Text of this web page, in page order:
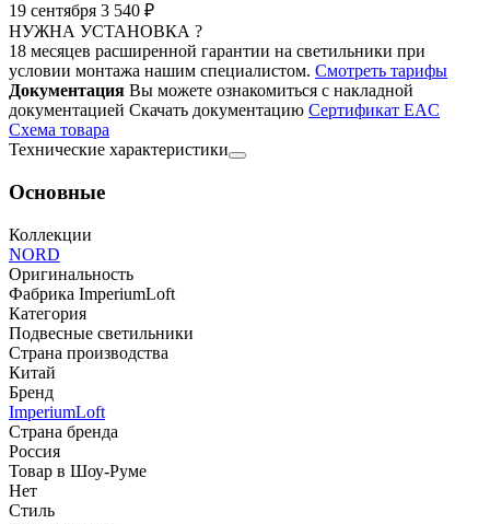
19 сентября 3 540 ₽
НУЖНА УСТАНОВКА ?
18 месяцев расширенной гарантии на светильники при
условии монтажа нашим специалистом. Смотреть тарифы
Документация Вы можете ознакомиться с накладной
документацией Скачать документацию Cертификат EAC
Cхема товара
Технические характеристики
Основные
Коллекции
NORD
Оригинальность
Фабрика ImperiumLoft
Категория
Подвесные светильники
Страна производства
Китай
Бренд
ImperiumLoft
Страна бренда
Россия
Товар в Шоу-Руме
Нет
Стиль